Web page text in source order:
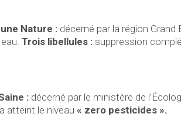
Nature :décerné par la région Grand
Trois libellules :suppression
:décerné par le ministère de
atteint le niveau « zero pesticides ».